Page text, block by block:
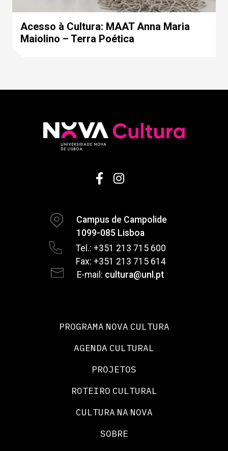
Acesso à Cultura: MAAT Anna Maria
Maiolino – Terra Poética
Campus de Campolide
1099-085 Lisboa
Tel.: +351 213 715 600
Fax: +351 213 715 614
E-mail: cultura@unl.pt
PROGRAMA NOVA CULTURA
AGENDA CULTURAL
PROJETOS
ROTEIRO CULTURAL
CULTURA NA NOVA
SOBRE